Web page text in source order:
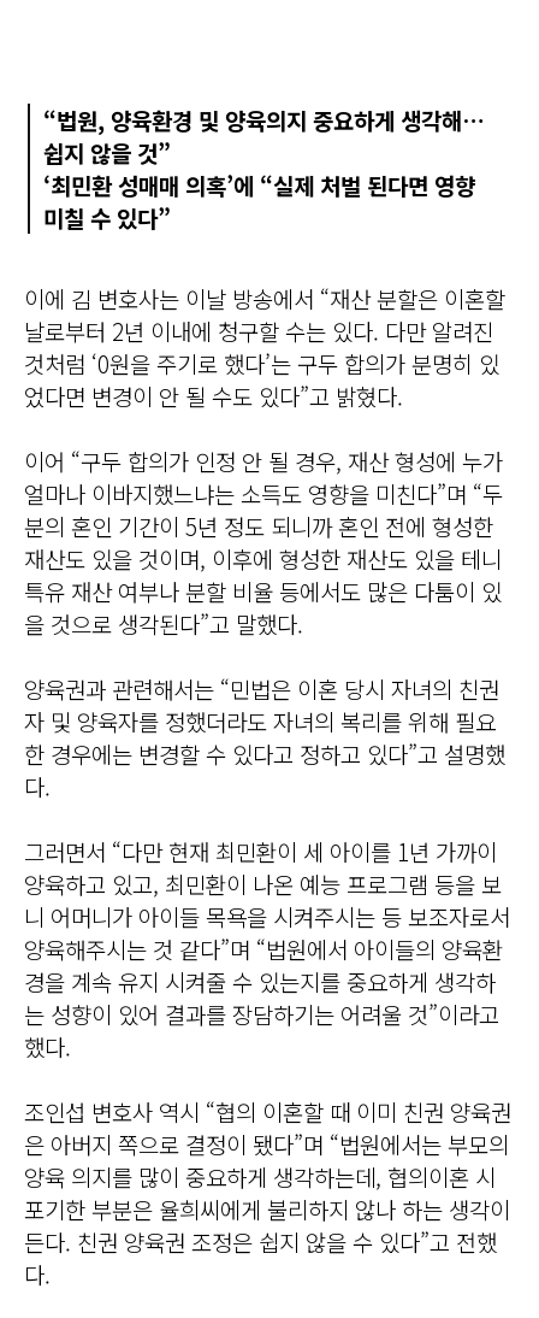
“법원, 양육환경 및 양육의지 중요하게 생각해…
쉽지 않을 것”
‘최민환 성매매 의혹’에 “실제 처벌 된다면 영향
미칠 수 있다”
이에 김 변호사는 이날 방송에서 “재산 분할은 이혼할
날로부터 2년 이내에 청구할 수는 있다. 다만 알려진
것처럼 ‘0원을 주기로 했다’는 구두 합의가 분명히 있
었다면 변경이 안 될 수도 있다”고 밝혔다.
이어 “구두 합의가 인정 안 될 경우, 재산 형성에 누가
얼마나 이바지했느냐는 소득도 영향을 미친다”며 “두
분의 혼인 기간이 5년 정도 되니까 혼인 전에 형성한
재산도 있을 것이며, 이후에 형성한 재산도 있을 테니
특유 재산 여부나 분할 비율 등에서도 많은 다툼이 있
을 것으로 생각된다”고 말했다.
양육권과 관련해서는 “민법은 이혼 당시 자녀의 친권
자 및 양육자를 정했더라도 자녀의 복리를 위해 필요
한 경우에는 변경할 수 있다고 정하고 있다”고 설명했
다.
그러면서 “다만 현재 최민환이 세 아이를 1년 가까이
양육하고 있고, 최민환이 나온 예능 프로그램 등을 보
니 어머니가 아이들 목욕을 시켜주시는 등 보조자로서
양육해주시는 것 같다”며 “법원에서 아이들의 양육환
경을 계속 유지 시켜줄 수 있는지를 중요하게 생각하
는 성향이 있어 결과를 장담하기는 어려울 것”이라고
했다.
조인섭 변호사 역시 “협의 이혼할 때 이미 친권 양육권
은 아버지 쪽으로 결정이 됐다”며 “법원에서는 부모의
양육 의지를 많이 중요하게 생각하는데, 협의이혼 시
포기한 부분은 율희씨에게 불리하지 않나 하는 생각이
든다. 친권 양육권 조정은 쉽지 않을 수 있다”고 전했
다.